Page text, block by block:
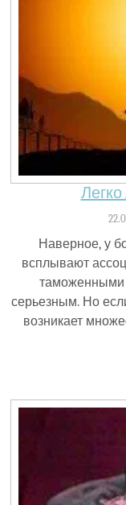
Наверное, у
всплывают
таможенными
серьезным. Но
возникает